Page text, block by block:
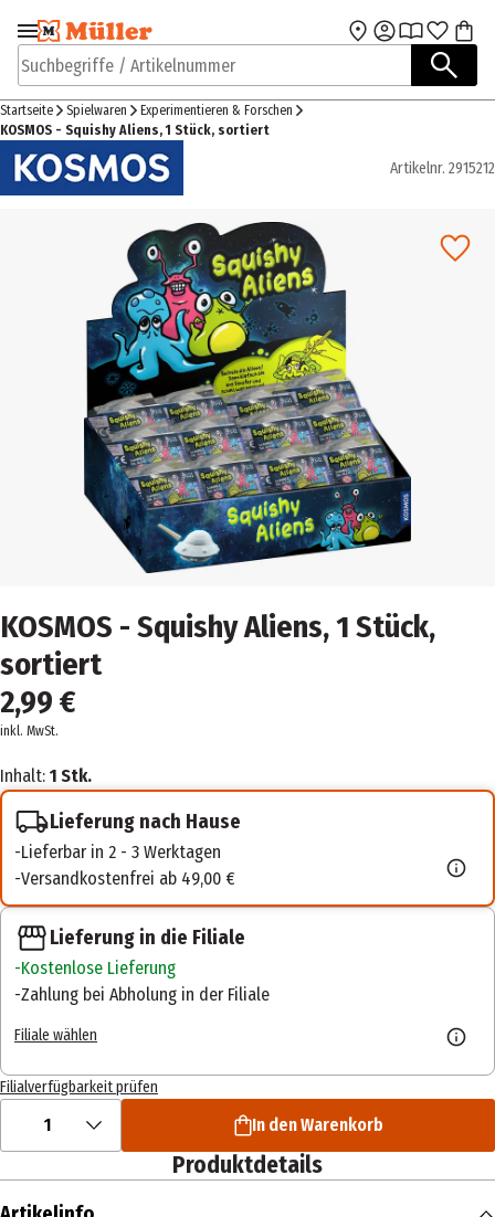
Zur Navigation
springen
Zum Hauptinhalt
Suchbegriffe / Artikelnummer
Startseite Spielwaren
Experimentieren & Forschen
KOSMOS - Squishy Aliens, 1 Stück, sortiert
Artikelnr. 2915212
KOSMOS - Squishy Aliens, 1 Stück,
sortiert
2,99 €
inkl. MwSt.
Inhalt: 1 Stk.
Lieferung nach Hause
Lieferbar in 2 - 3 Werktagen
Versandkostenfrei ab 49,00 €
Lieferung in die Filiale
Kostenlose Lieferung
Zahlung bei Abholung in der Filiale
Filiale wählen
Filialverfügbarkeit prüfen
1 In den Warenkorb
Produktdetails